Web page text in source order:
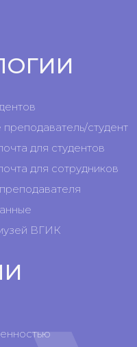
студент
для студентов
для сотрудников
ВГИК